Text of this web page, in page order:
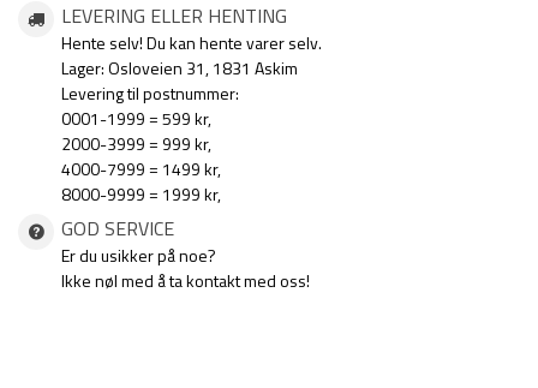
LEVERING ELLER HENTING
Hente selv! Du kan hente varer selv.
Lager: Osloveien 31, 1831 Askim
Levering til postnummer:
0001-1999 = 599 kr,
2000-3999 = 999 kr,
4000-7999 = 1499 kr,
8000-9999 = 1999 kr,
GOD SERVICE
Er du usikker på noe?
Ikke nøl med å ta kontakt med oss!